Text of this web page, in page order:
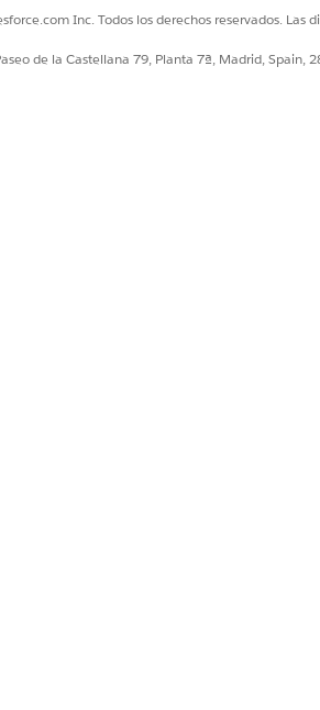
manual al equipo de TI. Puede
Inc. Todos los derechos reservados. Las
de la Castellana 79, Planta 7ª, Madrid, Spain,